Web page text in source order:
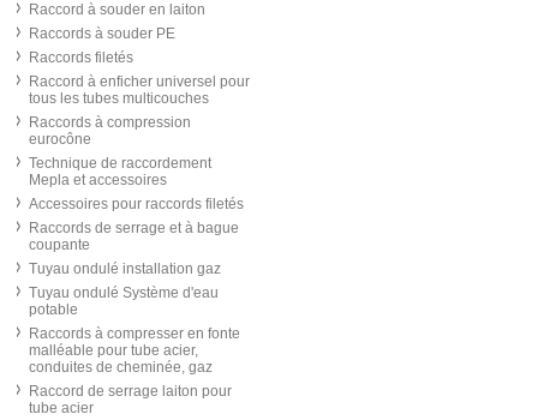
Raccord à souder en laiton
Raccords à souder PE
Raccords filetés
Raccord à enficher universel pour
tous les tubes multicouches
Raccords à compression
eurocône
Technique de raccordement
Mepla et accessoires
Accessoires pour raccords filetés
Raccords de serrage et à bague
coupante
Tuyau ondulé installation gaz
Tuyau ondulé Système d'eau
potable
Raccords à compresser en fonte
malléable pour tube acier,
conduites de cheminée, gaz
Raccord de serrage laiton pour
tube acier